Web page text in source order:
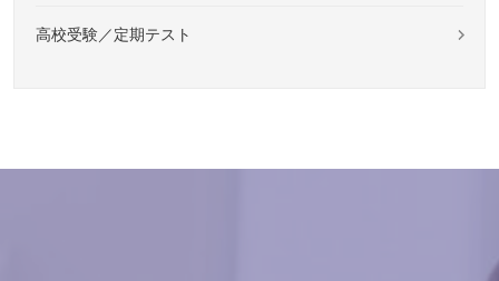
高校受験／定期テスト